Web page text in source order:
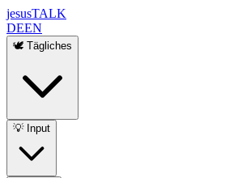
jesusTALK
DEEN
🕊️ Tägliches
💡 Input